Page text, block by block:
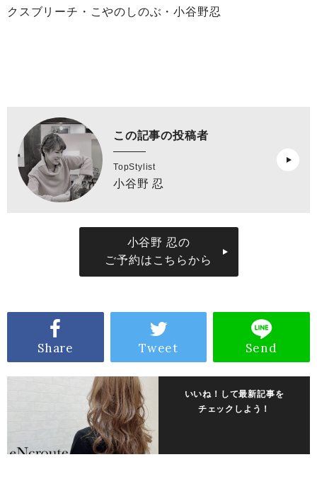
クスブリーチ・こやのしのぶ・小谷野忍
この記事の投稿者
TopStylist
小谷野 忍
小谷野 忍の
ご予約はこちらから
Share Tweet Send
いいね！して最新記事を
チェックしよう！